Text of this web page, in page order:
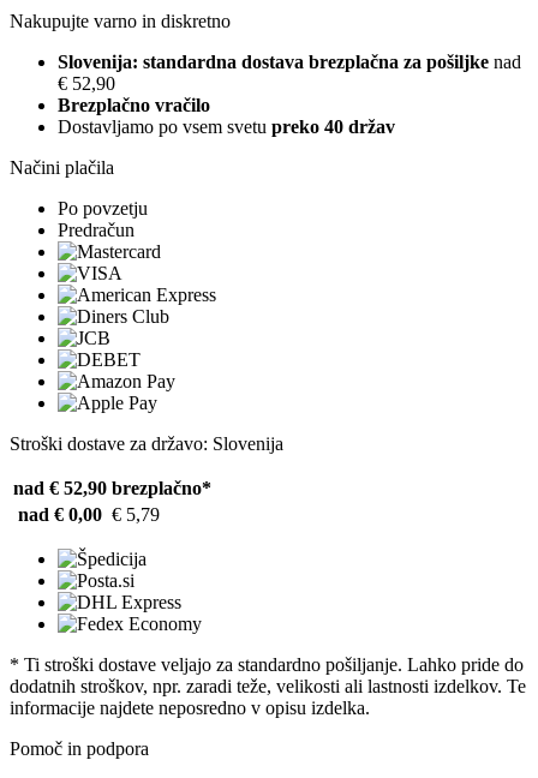
Nakupujte varno in diskretno
Slovenija: standardna dostava brezplačna za pošiljke nad
€ 52,90
Brezplačno vračilo
Dostavljamo po vsem svetu preko 40 držav
Načini plačila
Po povzetju
Predračun
Stroški dostave za državo: Slovenija
nad € 52,90 brezplačno*
nad € 0,00 € 5,79
* Ti stroški dostave veljajo za standardno pošiljanje. Lahko pride do
dodatnih stroškov, npr. zaradi teže, velikosti ali lastnosti izdelkov. Te
informacije najdete neposredno v opisu izdelka.
Pomoč in podpora